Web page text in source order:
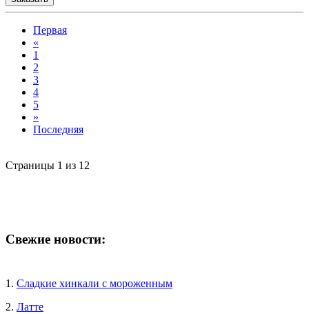
Первая
«
1
2
3
4
5
»
Последняя
Страницы 1 из 12
Свежие новости:
1. Сладкие хинкали с мороженным
2. Латте